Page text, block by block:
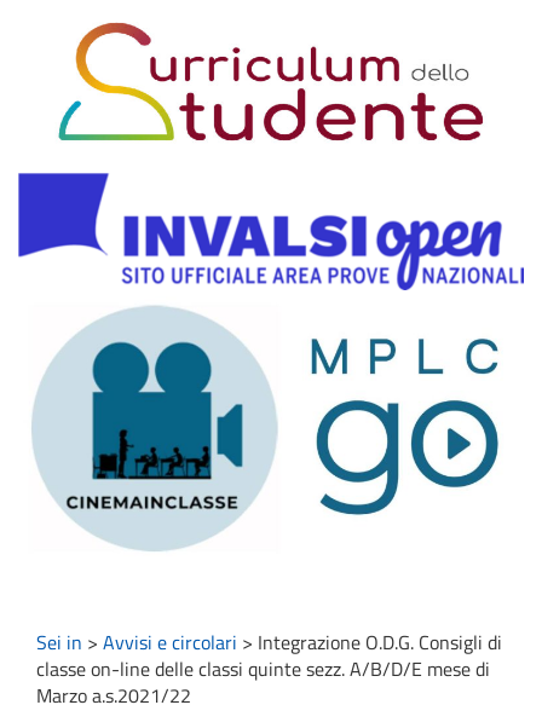
Sei in > Avvisi e circolari > Integrazione O.D.G. Consigli di
classe on-line delle classi quinte sezz. A/B/D/E mese di
Marzo a.s.2021/22